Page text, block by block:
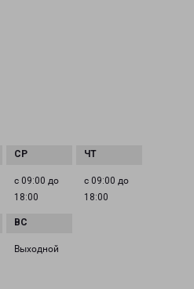
с 09:00 до
18:00
с 09:00 до
18:00
Выходной